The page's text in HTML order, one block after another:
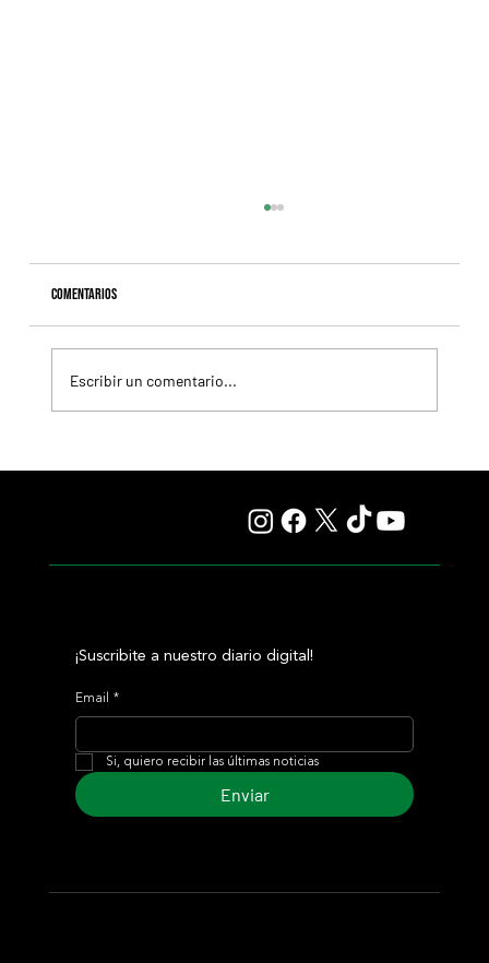
Comentarios
Escribir un comentario...
¡Suscribite a nuestro diario digital!
Email *
Si, quiero recibir las últimas noticias
Enviar